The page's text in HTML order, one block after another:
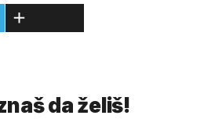
da želiš!